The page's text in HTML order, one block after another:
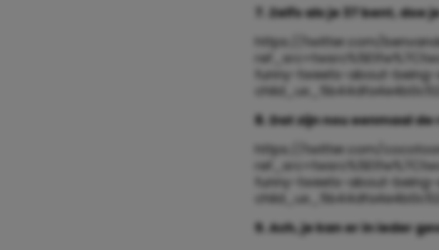
7. Zelfs als je 37 bent,
https://twitter.com/
funny-tweets-about-being-
8. Dat zijn nou eenmaal de
https://twitter.com/
funny-tweets-about-being-
9. Ach, je kan er in ieder